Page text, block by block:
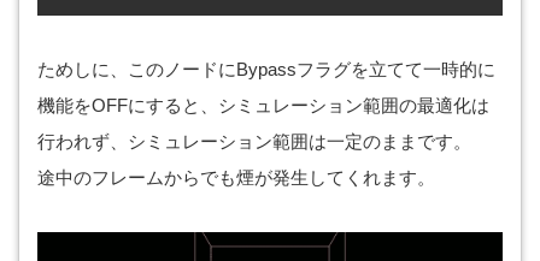
ためしに、このノードにBypassフラグを立てて一時的に
機能をOFFにすると、シミュレーション範囲の最適化は
行われず、シミュレーション範囲は一定のままです。
途中のフレームからでも煙が発生してくれます。